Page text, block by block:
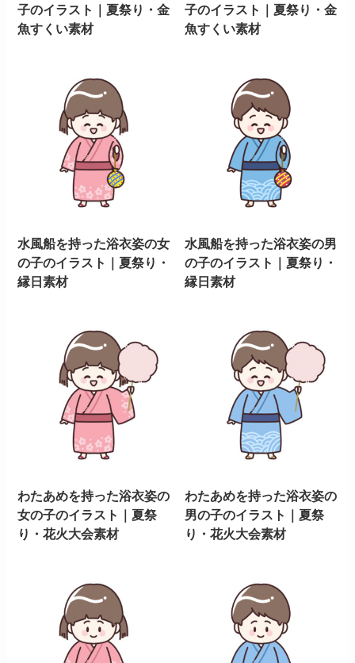
子のイラスト｜夏祭り・金
魚すくい素材
子のイラスト｜夏祭り・金
魚すくい素材
水風船を持った浴衣姿の女
の子のイラスト｜夏祭り・
縁日素材
水風船を持った浴衣姿の男
の子のイラスト｜夏祭り・
縁日素材
わたあめを持った浴衣姿の
女の子のイラスト｜夏祭
り・花火大会素材
わたあめを持った浴衣姿の
男の子のイラスト｜夏祭
り・花火大会素材